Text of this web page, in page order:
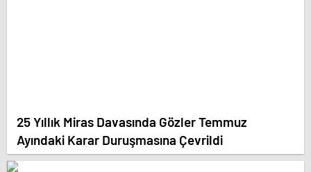
25 Yıllık Miras Davasında Gözler Temmuz
Ayındaki Karar Duruşmasına Çevrildi